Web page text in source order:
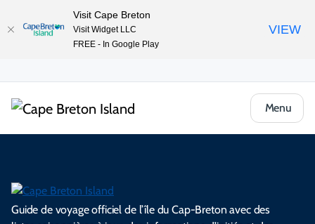
Menu
Guide de voyage officiel de l’île du Cap-Breton avec des
Visit Cape Breton
Visit Widget LLC
FREE - In Google Play
VIEW